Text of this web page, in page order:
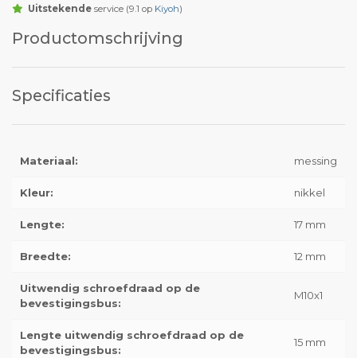
Uitstekendeservice (9.1 op Kiyoh)
Productomschrijving
Specificaties
Materiaal: messing
Kleur: nikkel
Lengte: 17 mm
Breedte: 12 mm
Uitwendig schroefdraad op de
bevestigingsbus:
M10x1
Lengte uitwendig schroefdraad op de
bevestigingsbus:
15 mm